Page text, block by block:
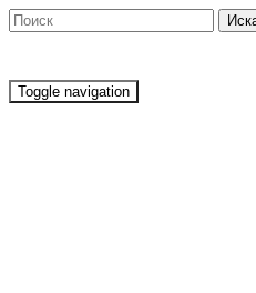
Toggle navigation